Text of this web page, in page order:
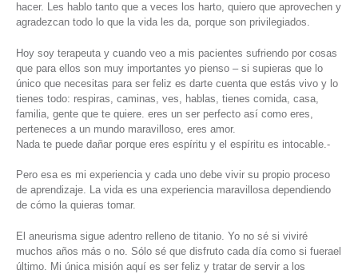
hacer. Les hablo tanto que a veces los harto, quiero que aprovechen y
agradezcan todo lo que la vida les da, porque son privilegiados.
Hoy soy terapeuta y cuando veo a mis pacientes sufriendo por cosas
que para ellos son muy importantes yo pienso – si supieras que lo
único que necesitas para ser feliz es darte cuenta que estás vivo y lo
tienes todo: respiras, caminas, ves, hablas, tienes comida, casa,
familia, gente que te quiere. eres un ser perfecto así como eres,
perteneces a un mundo maravilloso, eres amor.
Nada te puede dañar porque eres espíritu y el espíritu es intocable.-
Pero esa es mi experiencia y cada uno debe vivir su propio proceso
de aprendizaje. La vida es una experiencia maravillosa dependiendo
de cómo la quieras tomar.
El aneurisma sigue adentro relleno de titanio. Yo no sé si viviré
muchos años más o no. Sólo sé que disfruto cada día como si fuerael
último. Mi única misión aquí es ser feliz y tratar de servir a los